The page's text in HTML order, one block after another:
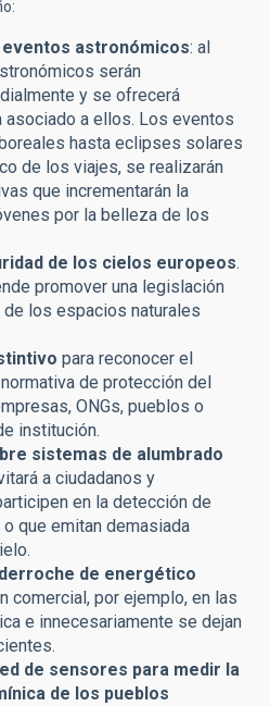
astronómicos: al
serán
y se ofrecerá
asociado a ellos. Los eventos
hasta eclipses solares
de los viajes, se realizarán
que incrementarán la
por la belleza de los
de los cielos europeos.
promover una legislación
los espacios naturales
para reconocer el
de protección del
ONGs, pueblos o
institución.
sistemas de alumbrado
a ciudadanos y
en la detección de
que emitan demasiada
de energético
comercial, por ejemplo, en las
e innecesariamente se dejan
de sensores para medir la
de los pueblos